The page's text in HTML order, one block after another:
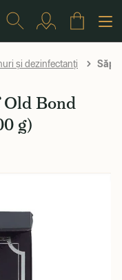
și dezinfectanți
Bond
g)